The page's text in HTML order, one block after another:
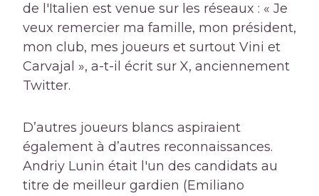
de l'Italien est venue sur les réseaux : « Je
veux remercier ma famille, mon président,
mon club, mes joueurs et surtout Vini et
Carvajal », a-t-il écrit sur X, anciennement
Twitter.
D’autres joueurs blancs aspiraient
également à d’autres reconnaissances.
Andriy Lunin était l'un des candidats au
titre de meilleur gardien (Emiliano